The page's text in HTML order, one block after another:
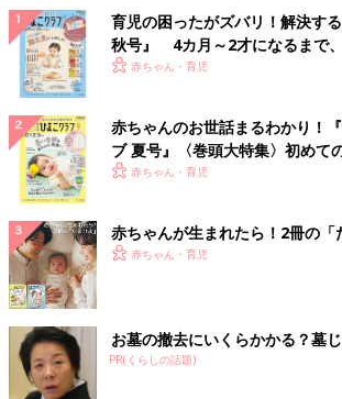
ログラム
育児の困ったがズバリ！解決す
秋号』 4カ月～2才になるまで
いっぱい！
赤ちゃん・育児
赤ちゃんのお世話まるわかり！
ブ 夏号』〈巻頭大特集〉初めて
く！ おっぱい・ミルクの基本と
赤ちゃん・育児
赤ちゃんが生まれたら！2冊の「
赤ちゃん・育児
お墓の撤去にいくらかかる？墓
PR(くらしの話題)